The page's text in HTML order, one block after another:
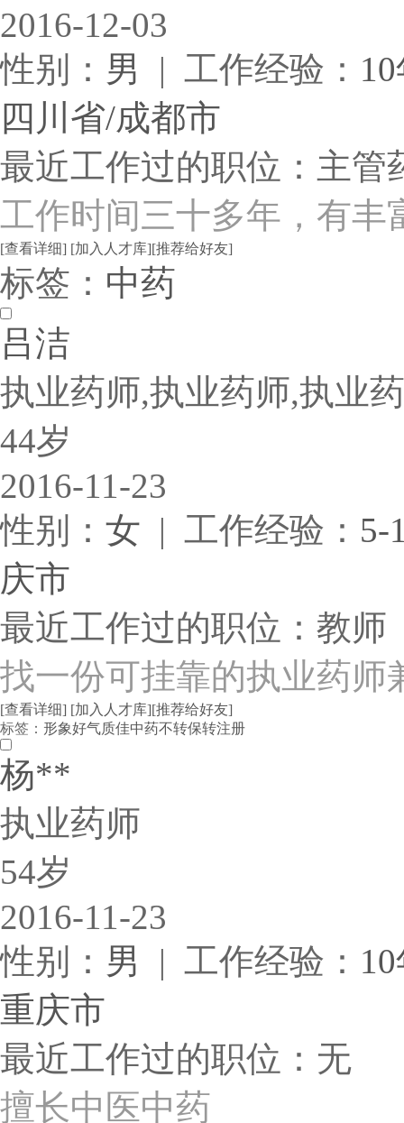
2016-12-03
性别： 男 | 工作经验：
四川省/成都市
最近工作过的职位：主管
工作时间三十多年，有丰
[查看详细] [加入人才库][推荐给好友]
标签： 中药
吕洁
执业药师,执业药师,执业
44岁
2016-11-23
性别： 女 | 工作经验： 5-
庆市
最近工作过的职位：教师
找一份可挂靠的执业药师
[查看详细] [加入人才库][推荐给好友]
标签： 形象好气质佳中药不转保转注册
杨**
执业药师
54岁
2016-11-23
性别： 男 | 工作经验：
重庆市
最近工作过的职位：无
擅长中医中药